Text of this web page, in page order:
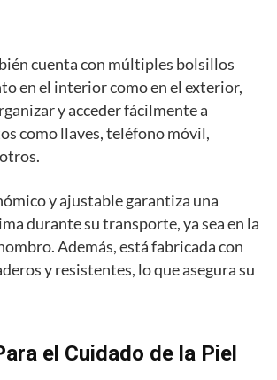
cuenta con múltiples bolsillos
en el interior como en el exterior,
y acceder fácilmente a
como llaves, teléfono móvil,
y ajustable garantiza una
durante su transporte, ya sea en la
Además, está fabricada con
y resistentes, lo que asegura su
el Cuidado de la Piel